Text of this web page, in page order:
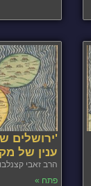
'ירושלים
ענין של
הרב זאבי
פתח »